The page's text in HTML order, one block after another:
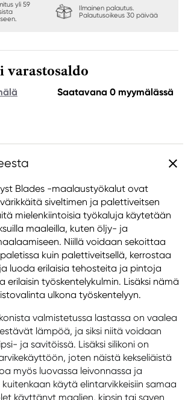
yli 59
Ilmainen palautus.
Palautusoikeus 30 päivää
varastosaldo
Saatavana 0 myymälässä
Blades -maalaustyökalut ovat
siveltimen ja palettiveitsen
mielenkiintoisia työkaluja käytetään
maaleilla, kuten öljy- ja
Niillä voidaan sekoittaa
kuin palettiveitsellä, kerrostaa
luoda erilaisia tehosteita ja pintoja
erilaisin työskentelykulmin. Lisäksi nämä
ulkona työskentelyyn.
valmistetussa lastassa on vaalea
lämpöä, ja siksi niitä voidaan
ja savitöissä. Lisäksi silikoni on
joten näistä kekseliäistä
myös luovassa leivonnassa ja
kuitenkaan käytä elintarvikkeisiin samaa
käyttänyt maalien, kipsin tai saven